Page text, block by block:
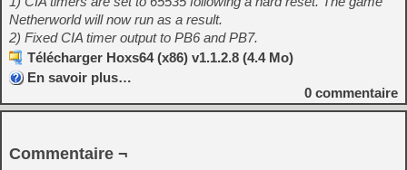
Netherworld will now run as a result.
2) Fixed CIA timer output to PB6 and PB7.
Télécharger Hoxs64 (x86) v1.1.2.8 (4.4 Mo)
En savoir plus…
0 commentaire
Commentaire ¬